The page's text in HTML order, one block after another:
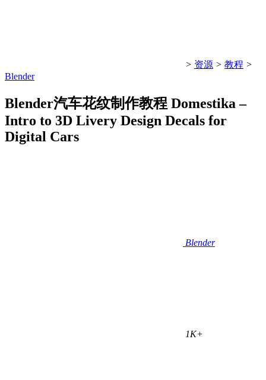
> 资源 > 教程 >
Blender
Blender汽车花纹制作教程 Domestika –
Intro to 3D Livery Design Decals for
Digital Cars
Blender
1K+